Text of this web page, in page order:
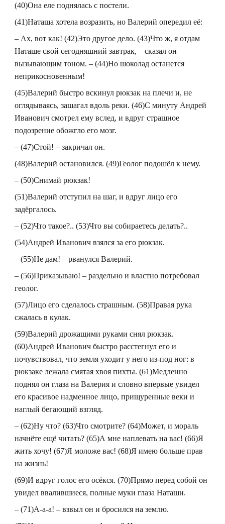
(40)Она еле поднялась с постели.
(41)Наташа хотела возразить, но Валерий опередил её:
– Ах, вот как! (42)Это другое дело. (43)Что ж, я отдам
Наташе свой сегодняшний завтрак, – сказал он
вызывающим тоном. – (44)Но шоколад останется
неприкосновенным!
(45)Валерий быстро вскинул рюкзак на плечи и, не
оглядываясь, зашагал вдоль реки. (46)С минуту Андрей
Иванович смотрел ему вслед, и вдруг страшное
подозрение обожгло его мозг.
– (47)Стой! – закричал он.
(48)Валерий остановился. (49)Геолог подошёл к нему.
– (50)Снимай рюкзак!
(51)Валерий отступил на шаг, и вдруг лицо его
задёргалось.
– (52)Что такое?.. (53)Что вы собираетесь делать?..
(54)Андрей Иванович взялся за его рюкзак.
– (55)Не дам! – рванулся Валерий.
– (56)Приказываю! – раздельно и властно потребовал
геолог.
(57)Лицо его сделалось страшным. (58)Правая рука
сжалась в кулак.
(59)Валерий дрожащими руками снял рюкзак.
(60)Андрей Иванович быстро расстегнул его и
почувствовал, что земля уходит у него из-под ног: в
рюкзаке лежала смятая хвоя пихты. (61)Медленно
поднял он глаза на Валерия и словно впервые увидел
его красивое надменное лицо, прищуренные веки и
наглый бегающий взгляд.
– (62)Ну что? (63)Что смотрите? (64)Может, и мораль
начнёте ещё читать? (65)А мне наплевать на вас! (66)Я
жить хочу! (67)Я моложе вас! (68)Я имею больше прав
на жизнь!
(69)И вдруг голос его осёкся. (70)Прямо перед собой он
увидел ввалившиеся, полные муки глаза Наташи.
– (71)А-а-а! – взвыл он и бросился на землю.